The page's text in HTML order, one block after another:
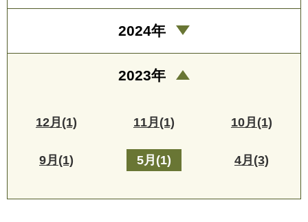
2024年
2023年
12月(1) 11月(1) 10月(1)
9月(1) 5月(1) 4月(3)